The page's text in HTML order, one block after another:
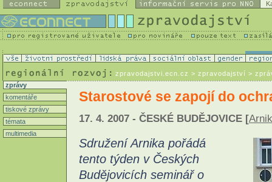
zpravodajstvi.ecn.cz > zpravodajství >
zprávy
komentáře
tiskové zprávy
témata
multimedia
Starostové se zapojí do
17. 4. 2007 - ČESKÉ BUDĚJOVICE [
Sdružení Arnika pořádá
tento týden v Českých
Budějovicích seminář o